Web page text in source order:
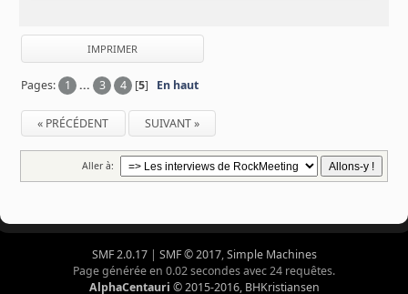
IMPRIMER
Pages: 1 ... 3 4 [5] En haut
« PRÉCÉDENT SUIVANT »
Aller à:
SMF 2.0.17| SMF © 2017,Simple Machines
Page générée en 0.02 secondes avec 24 requêtes.
AlphaCentauri © 2015-2016, BHKristiansen